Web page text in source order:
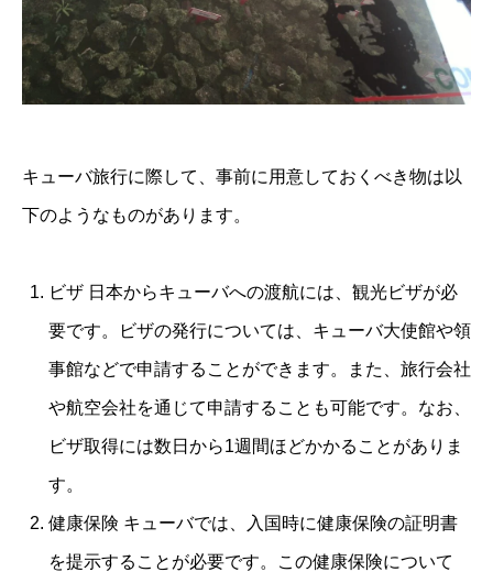
キューバ旅行に際して、事前に用意しておくべき物は以
下のようなものがあります。
ビザ 日本からキューバへの渡航には、観光ビザが必
要です。ビザの発行については、キューバ大使館や領
事館などで申請することができます。また、旅行会社
や航空会社を通じて申請することも可能です。なお、
ビザ取得には数日から1週間ほどかかることがありま
す。
健康保険 キューバでは、入国時に健康保険の証明書
を提示することが必要です。この健康保険について